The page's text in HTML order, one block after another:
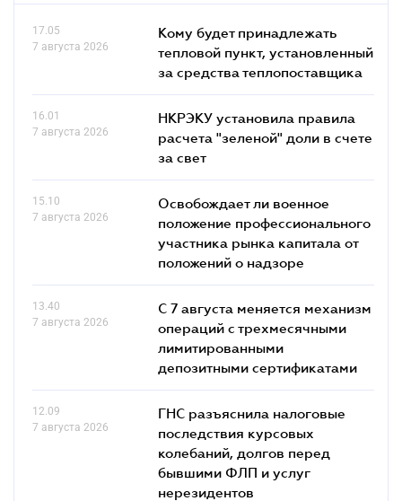
17.05
7 августа 2026
Кому будет принадлежать
тепловой пункт, установленный
за средства теплопоставщика
16.01
7 августа 2026
НКРЭКУ установила правила
расчета "зеленой" доли в счете
за свет
15.10
7 августа 2026
Освобождает ли военное
положение профессионального
участника рынка капитала от
положений о надзоре
13.40
7 августа 2026
С 7 августа меняется механизм
операций с трехмесячными
лимитированными
депозитными сертификатами
12.09
7 августа 2026
ГНС разъяснила налоговые
последствия курсовых
колебаний, долгов перед
бывшими ФЛП и услуг
нерезидентов